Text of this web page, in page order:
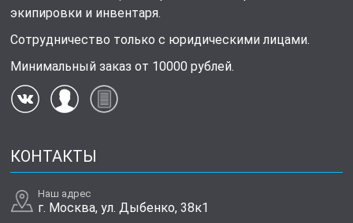
экипировки и инвентаря.
Сотрудничество только с юридическими лицами.
Минимальный заказ от 10000 рублей.
КОНТАКТЫ
Наш адрес
г. Москва, ул. Дыбенко, 38к1